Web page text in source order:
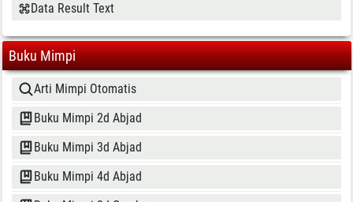
Data Result Text
Buku Mimpi
Arti Mimpi Otomatis
Buku Mimpi 2d Abjad
Buku Mimpi 3d Abjad
Buku Mimpi 4d Abjad